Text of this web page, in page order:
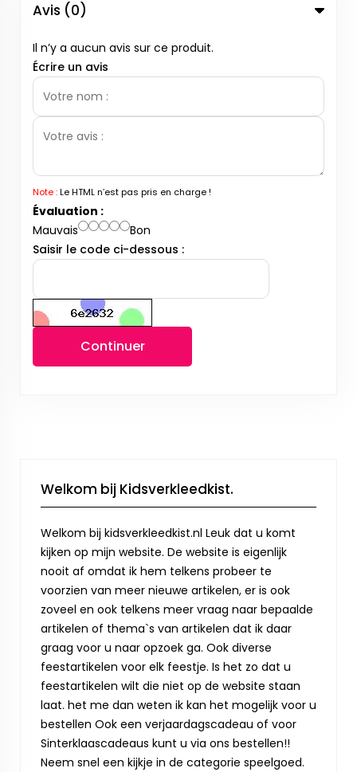
Avis (0)
Il n’y a aucun avis sur ce produit.
Écrire un avis
Note :Le HTML n’est pas pris en charge !
Évaluation :
Mauvais
Bon
Saisir le code ci-dessous :
Continuer
Welkom bij Kidsverkleedkist.
Welkom bij kidsverkleedkist.nl Leuk dat u komt
kijken op mijn website. De website is eigenlijk
nooit af omdat ik hem telkens probeer te
voorzien van meer nieuwe artikelen, er is ook
zoveel en ook telkens meer vraag naar bepaalde
artikelen of thema`s van artikelen dat ik daar
graag voor u naar opzoek ga. Ook diverse
feestartikelen voor elk feestje. Is het zo dat u
feestartikelen wilt die niet op de website staan
laat. het me dan weten ik kan het mogelijk voor u
bestellen Ook een verjaardagscadeau of voor
Sinterklaascadeaus kunt u via ons bestellen!!
Neem snel een kijkje in de categorie speelgoed.